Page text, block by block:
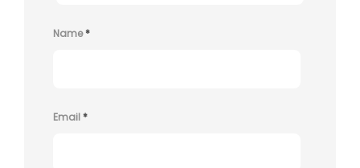
Name*
Email*